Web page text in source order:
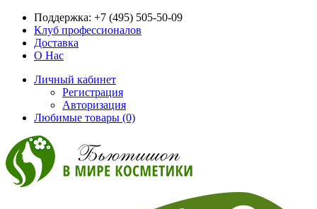
Поддержка: +7 (495) 505-50-09
Клуб профессионалов
Доставка
О Нас
Личный кабинет
Регистрация
Авторизация
Любимые товары (0)